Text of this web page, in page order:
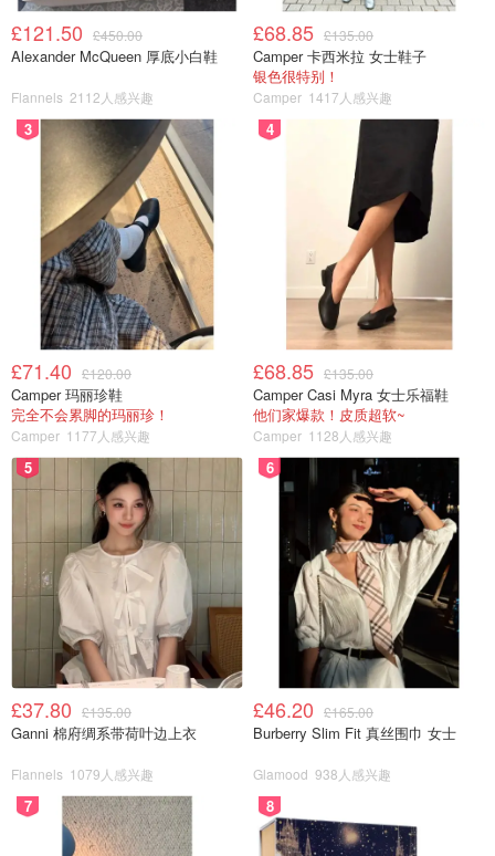
£121.50 £450.00
Alexander McQueen 厚底小白鞋
Flannels 2112人感兴趣
£68.85 £135.00
Camper 卡西米拉 女士鞋子
银色很特别！
Camper 1417人感兴趣
3
£71.40 £120.00
Camper 玛丽珍鞋
完全不会累脚的玛丽珍！
Camper 1177人感兴趣
4
£68.85 £135.00
Camper Casi Myra 女士乐福鞋
他们家爆款！皮质超软~
Camper 1128人感兴趣
5
£37.80 £135.00
Ganni 棉府绸系带荷叶边上衣
Flannels 1079人感兴趣
6
£46.20 £165.00
Burberry Slim Fit 真丝围巾 女士
Glamood 938人感兴趣
7 8